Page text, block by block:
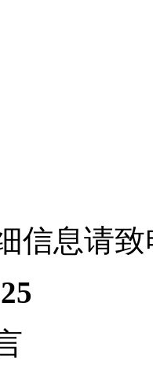
信息请致